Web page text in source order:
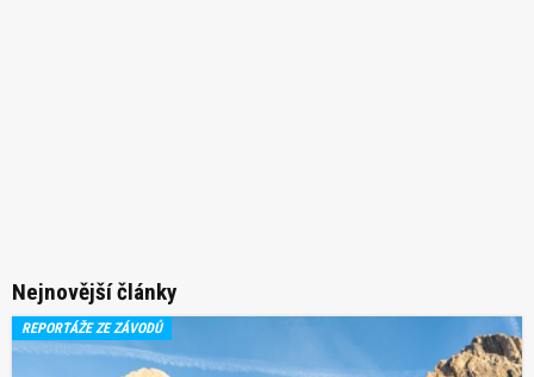
Nejnovější články
REPORTÁŽE ZE ZÁVODŮ